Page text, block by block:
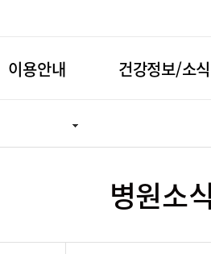
이용안내 건강정보/소식
병원소식